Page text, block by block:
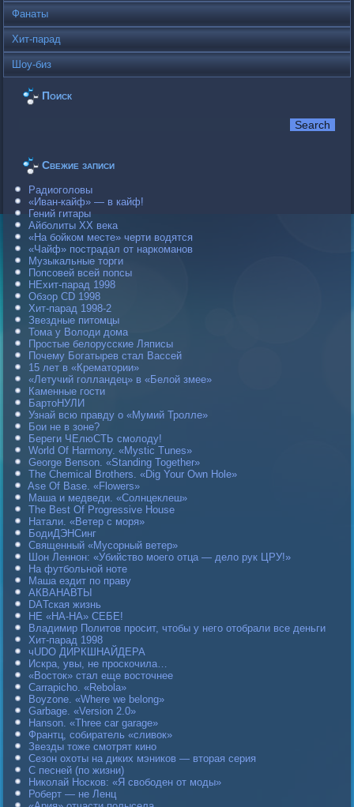
Фанаты
Хит-парад
Шоу-биз
Поиск
Свежие записи
Радиоголовы
«Иван-кайф» — в кайф!
Гений гитары
Айболиты ХХ века
«На бойком месте» черти водятся
«Чайф» пострадал от наркоманов
Музыкальные торги
Попсовей всей попсы
НЕхит-парад 1998
Обзор CD 1998
Хит-парад 1998-2
Звездные питомцы
Тома у Володи дома
Простые белорусские Ляписы
Почему Богатырев стал Вассей
15 лет в «Крематории»
«Летучий голландец» в «Белой змее»
Каменные гости
БартоНУЛИ
Узнай всю правду о «Мумий Тролле»
Бои не в зоне?
Береги ЧЕлюСТЬ смолоду!
World Of Harmony. «Mystic Tunes»
George Benson. «Standing Together»
The Chemical Brothers. «Dig Your Own Hole»
Ase Of Base. «Flowers»
Маша и медведи. «Солнцеклеш»
The Best Of Progressive House
Натали. «Ветер с моря»
БодиДЭНСинг
Священный «Мусорный ветер»
Шон Леннон: «Убийство моего отца — дело рук ЦРУ!»
На футбольной ноте
Маша ездит по праву
АКВАНАВТЫ
DAТская жизнь
НЕ «НА-НА» СЕБЕ!
Владимир Политов просит, чтобы у него отобрали все деньги
Хит-парад 1998
чUDO ДИРКШНАЙДЕРА
Искра, увы, не проскочила…
«Восток» стал еще восточнее
Carraрicho. «Rebola»
Boyzone. «Where we belong»
Garbage. «Version 2.0»
Hanson. «Three car garage»
Франтц, собиратель «сливок»
Звезды тоже смотрят кино
Сезон охоты на диких мэников — вторая серия
С песней (по жизни)
Николай Носков: «Я свободен от моды»
Роберт — не Ленц